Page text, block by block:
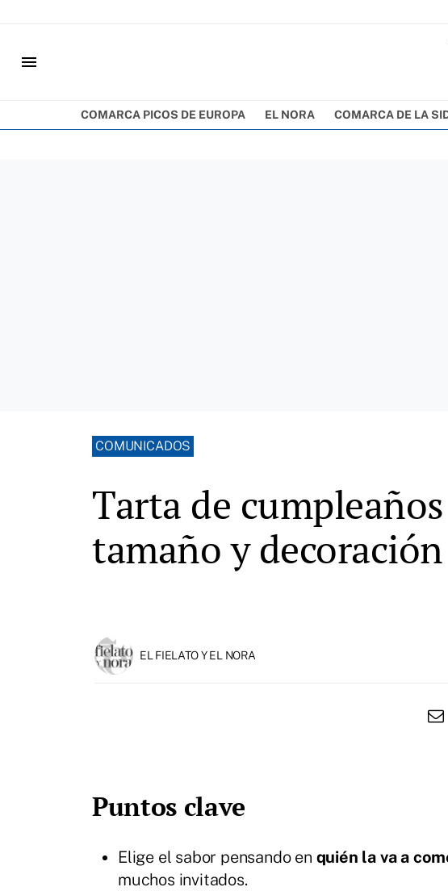
menu
COMARCA PICOS DE EUROPA EL NORA COMARCA DE LA
COMUNICADOS
Tarta de
tamaño y
EL FIELATO Y EL NORA
Puntos clave
Elige el sabor pensando en quién la va a
muchos invitados.